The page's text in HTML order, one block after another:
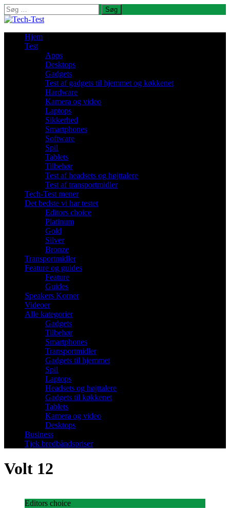
Søg
efter:
Hjem
Test
Apps
Desktops
Gadgets
Test af gadgets til hjemmet og køkkenet
Hardware
Kamera og video
Laptops
Sikkerhed
Smartphones
Software
Spil
Tablets
Tilbehør
Test af headsets og højttalere
Test af transportmidler
Tech-Test mener
Det bedste vi har testet
Editors choice
Platinum
Gold
Silver
Bronze
Transportmidler
Feature og guides
Feature
Guides
Speakers Korner
Videoer
Alle kategorier
Gadgets
Tilbehør
Smartphones
Transportmidler
Gadgets til hjemmet
Spil
Laptops
Headsets og højttalere
Gadgets til køkkenet
Tablets
Kamera og video
Desktops
Business
Tjek bredbåndspriser
Volt 12
Editors choice